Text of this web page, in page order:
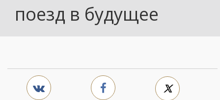
поезд в будущее